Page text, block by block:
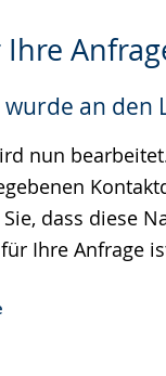
an den
nun
dass diese
für Ihre Anfrage